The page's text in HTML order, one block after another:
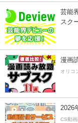
芸能
スク
漫画
オリコ
2026
CS動